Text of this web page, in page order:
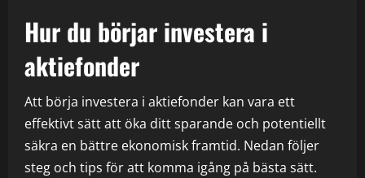
Hur du börjar investera i
aktiefonder
Att börja investera i aktiefonder kan vara ett
effektivt sätt att öka ditt sparande och potentiellt
säkra en bättre ekonomisk framtid. Nedan följer
steg och tips för att komma igång på bästa sätt.